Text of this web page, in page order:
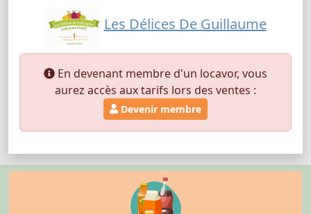
Les Délices De Guillaume
En devenant membre d'un locavor, vous
aurez accès aux tarifs lors des ventes :
Devenir membre